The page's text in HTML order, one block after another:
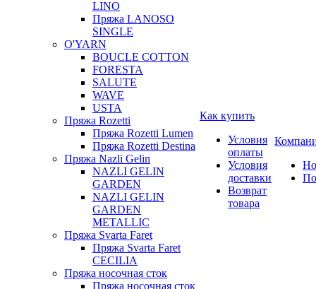
LINO
Пряжа LANOSO
SINGLE
O'YARN
BOUCLE COTTON
FORESTA
SALUTE
WAVE
USTA
Пряжа Rozetti
Пряжа Rozetti Lumen
Пряжа Rozetti Destina
Пряжа Nazli Gelin
NAZLI GELIN
GARDEN
NAZLI GELIN
GARDEN
METALLIC
Пряжа Svarta Faret
Пряжа Svarta Faret
CECILIA
Пряжа носочная сток
Пряжа носочная сток
Как купить
Условия
оплаты
Условия
доставки
Возврат
товара